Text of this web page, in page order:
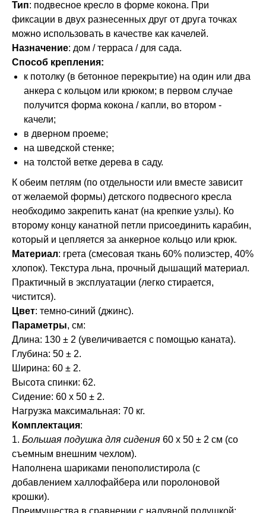
Тип: подвесное кресло в форме кокона. При
фиксации в двух разнесенных друг от друга точках
можно использовать в качестве как качелей.
Назначение: дом / терраса / для сада.
Способ крепления:
к потолку (в бетонное перекрытие) на один или два
анкера с кольцом или крюком; в первом случае
получится форма кокона / капли, во втором -
качели;
в дверном проеме;
на шведской стенке;
на толстой ветке дерева в саду.
К обеим петлям (по отдельности или вместе зависит
от желаемой формы) детского подвесного кресла
необходимо закрепить канат (на крепкие узлы). Ко
второму концу канатной петли присоединить карабин,
который и цепляется за анкерное кольцо или крюк.
Материал: грета (смесовая ткань 60% полиэстер, 40%
хлопок). Текстура льна, прочный дышащий материал.
Практичный в эксплуатации (легко стирается,
чистится).
Цвет: темно-синий (джинс).
Параметры, см:
Длина: 130 ± 2 (увеличивается с помощью каната).
Глубина: 50 ± 2.
Ширина: 60 ± 2.
Высота спинки: 62.
Сидение: 60 х 50 ± 2.
Нагрузка максимальная: 70 кг.
Комплектация:
1. Большая подушка для сидения 60 х 50 ± 2 см (со
съемным внешним чехлом).
Наполнена шариками пенополистирола (с
добавлением халлофайбера или поролоновой
крошки).